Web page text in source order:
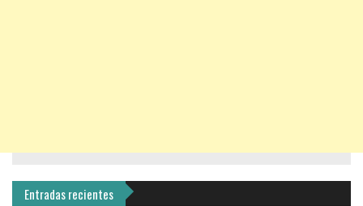
Entradas recientes